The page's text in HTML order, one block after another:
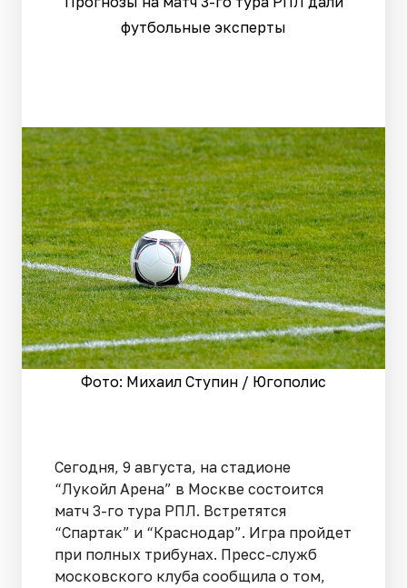
футбольные эксперты
Фото: Михаил Ступин / Югополис
Сегодня, 9 августа, на стадионе
“Лукойл Арена” в Москве состоится
матч 3-го тура РПЛ. Встретятся
“Спартак” и “Краснодар”. Игра пройдет
при полных трибунах. Пресс-служб
московского клуба сообщила о том,